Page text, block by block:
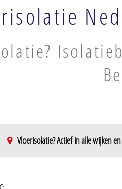
Vloerisolatie? Actief in alle wijken